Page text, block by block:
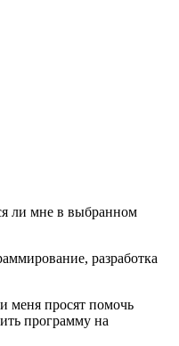
ли мне в выбранном
разработка
меня просят помочь
программу на